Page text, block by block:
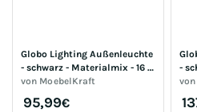
Globo Lighting Außenleuchte
- schwarz - Materialmix - 16
cm - 6,6 cm | Möbel Kraft
von MoebelKraft
95,99€
-
cm
von